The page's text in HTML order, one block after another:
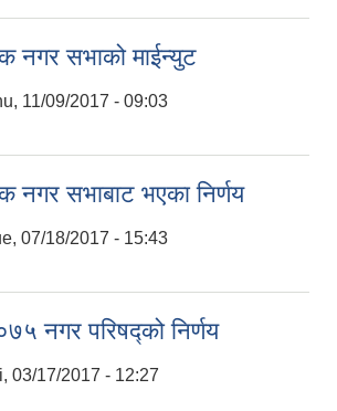
नगर सभाको माईन्युट
11/09/2017 - 09:03
नगर सभाबाट भएका निर्णय
07/18/2017 - 15:43
नगर परिषद्को निर्णय
03/17/2017 - 12:27